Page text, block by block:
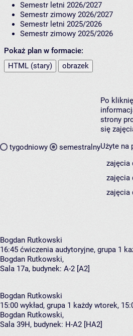
Semestr letni 2026/2027
Semestr zimowy 2026/2027
Semestr letni 2025/2026
Semestr zimowy 2025/2026
Pokaż plan w formacie:
HTML (stary)
obrazek
tygodniowy semestralny
Po
strony
się
Użyte na
zajęcia
zajęcia
zajęcia
Bogdan Rutkowski
16:45 ćwiczenia audytoryjne, grupa 1
Bogdan Rutkowski,
Sala 17a, budynek: A-2 [A2]
Bogdan Rutkowski
15:00 wykład, grupa 1 każdy wtorek,
Bogdan Rutkowski,
Sala 39H, budynek: H-A2 [HA2]